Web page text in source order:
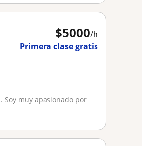
$5000/h
Primera clase gratis
Soy muy apasionado por